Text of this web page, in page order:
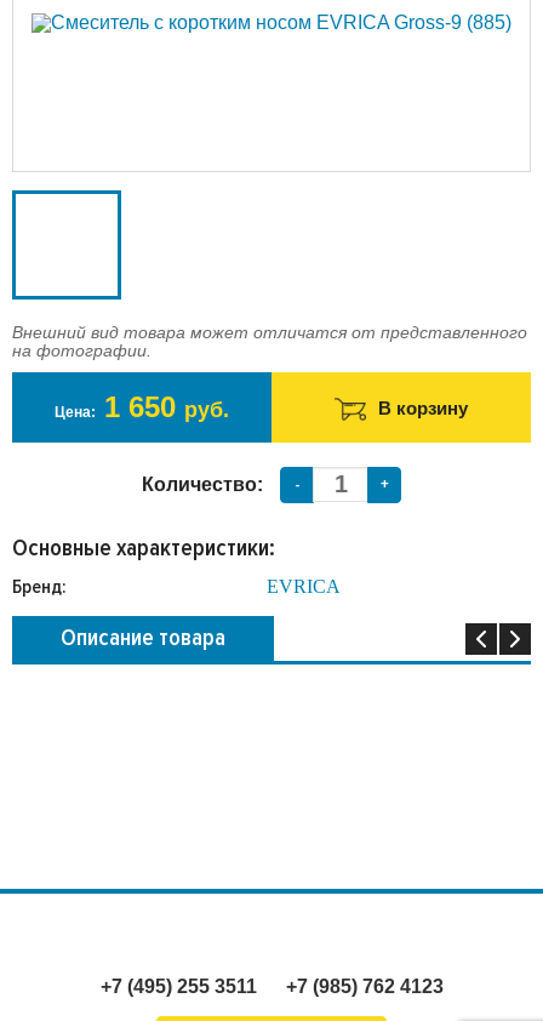
Внешний вид товара может отличатся от представленного
на фотографии.
Цена: 1 650 руб. В корзину
Количество: - +
Основные характеристики:
Бренд: EVRICA
Описание товара
+7 (495) 255 3511 +7 (985) 762 4123